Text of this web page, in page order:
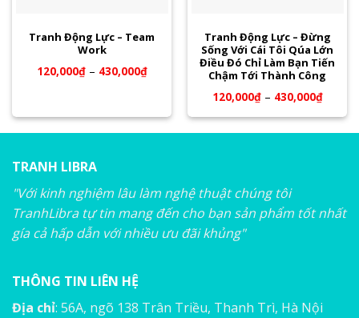
Tranh Động Lực – Team
Work
120,000₫– 430,000₫
Tranh Động Lực – Đừng
Sống Với Cái Tôi Qúa Lớn
Điều Đó Chỉ Làm Bạn Tiến
Chậm Tới Thành Công
120,000₫– 430,000₫
TRANH LIBRA
"Với kinh nghiệm lâu làm nghệ thuật chúng tôi
TranhLibra tự tin mang đến cho bạn sản phẩm tốt nhất
gía cả hấp dẫn với nhiều ưu đãi khủng"
THÔNG TIN LIÊN HỆ
Địa chỉ: 56A, ngõ 138 Trân Triều, Thanh Trì, Hà Nội